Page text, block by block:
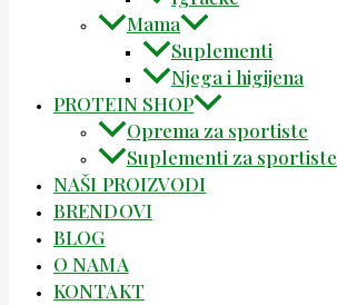
Mama
Suplementi
Njega i higijena
PROTEIN SHOP
Oprema za sportiste
Suplementi za sportiste
NAŠI PROIZVODI
BRENDOVI
BLOG
O NAMA
KONTAKT